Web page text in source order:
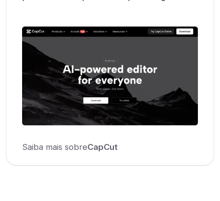
Saiba mais sobreCapCut